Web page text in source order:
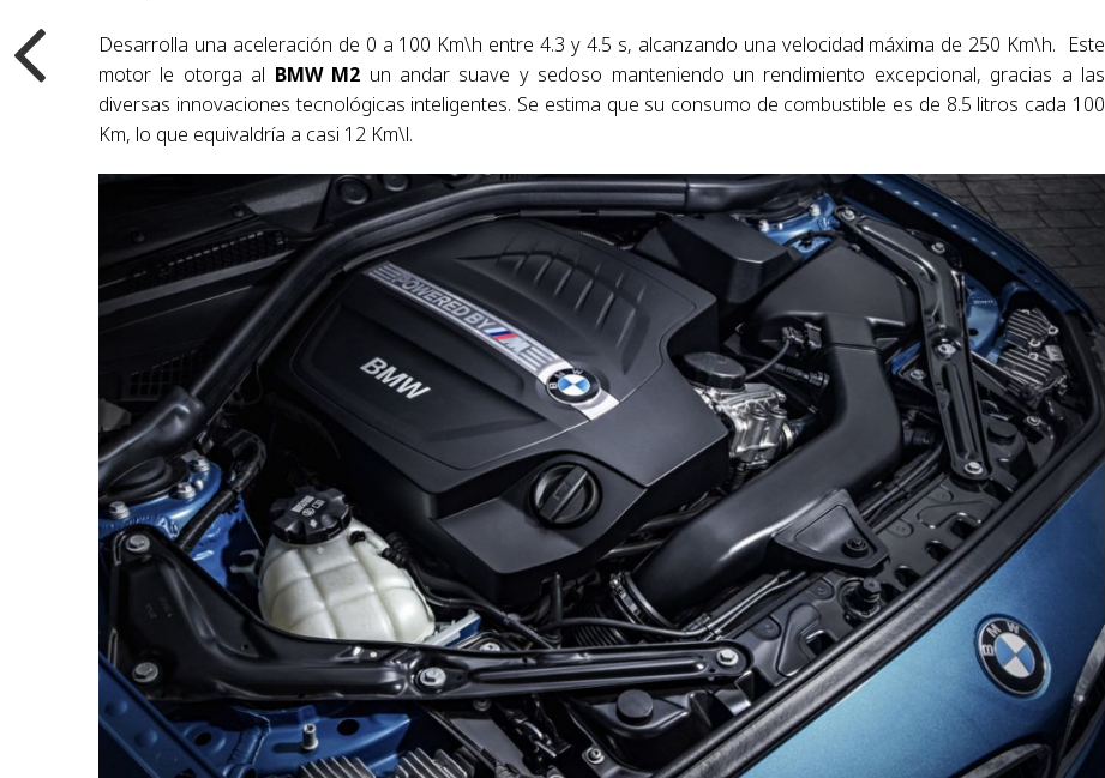
Desarrolla una aceleración de 0 a 100 Km\h entre 4.3 y 4.5 s, alcanzando una velocidad máxima de 250 Km\h. Este
motor le otorga al BMW M2 un andar suave y sedoso manteniendo un rendimiento excepcional, gracias a las
diversas innovaciones tecnológicas inteligentes. Se estima que su consumo de combustible es de 8.5 litros cada 100
Km, lo que equivaldría a casi 12 Km\l.